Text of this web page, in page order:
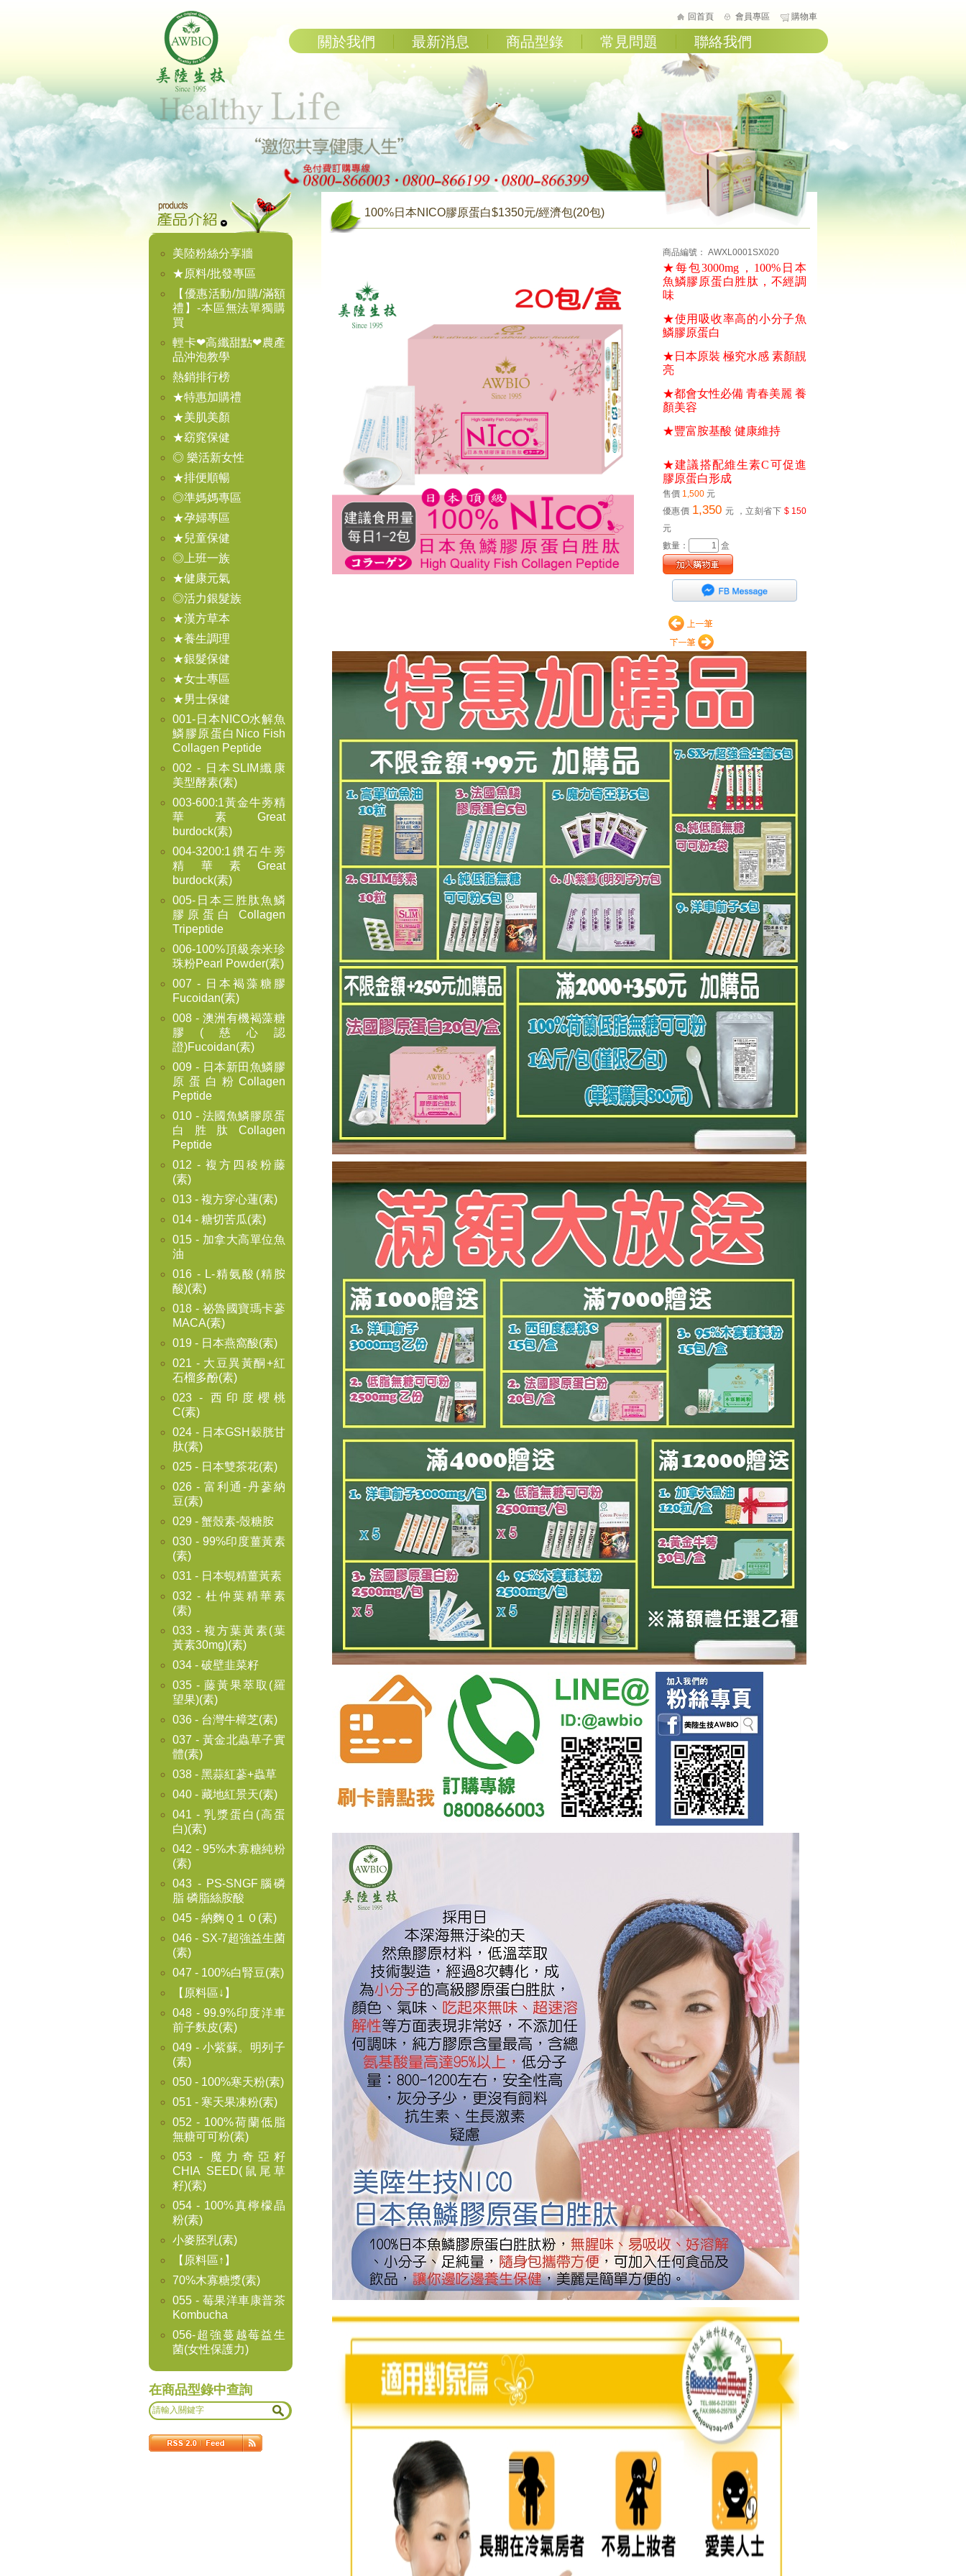
回首頁 會員專區 購物車
關於我們 最新消息 商品型錄 常見問題 聯絡我們
100%日本NICO膠原蛋白$1350元/經濟包(20包)
商品編號： AWXL0001SX020
★每包3000mg，100%日本
魚鱗膠原蛋白胜肽 ，不經調
味
★使用吸收率高的小分子魚
鱗膠原蛋白
★日本原裝 極究水感 素顏靚
亮
★都會女性必備 青春美麗 養
顏美容
★豐富胺基酸 健康維持
★建議搭配維生素C可促進
膠原蛋白形成
售價 1,500 元
優惠價 1,350 元 ，立刻省下 $ 150
元
數量：
盒
美陸粉絲分享牆
★原料/批發專區
【優惠活動/加購/滿額
禮】-本區無法單獨購
買
輕卡❤高纖甜點❤農產
品沖泡教學
熱銷排行榜
★特惠加購禮
★美肌美顏
★窈窕保健
◎ 樂活新女性
★排便順暢
◎準媽媽專區
★孕婦專區
★兒童保健
◎上班一族
★健康元氣
◎活力銀髮族
★漢方草本
★養生調理
★銀髮保健
★女士專區
★男士保健
001-日本NICO水解魚
鱗膠原蛋白Nico Fish
Collagen Peptide
002 - 日本SLIM纖康
美型酵素(素)
003-600:1黃金牛蒡精
華素Great
burdock(素)
004-3200:1鑽石牛蒡
精華素Great
burdock(素)
005-日本三胜肽魚鱗
膠原蛋白 Collagen
Tripeptide
006-100%頂級奈米珍
珠粉Pearl Powder(素)
007 - 日本褐藻糖膠
Fucoidan(素)
008 - 澳洲有機褐藻糖
膠(慈心認
證)Fucoidan(素)
009 - 日本新田魚鱗膠
原蛋白粉Collagen
Peptide
010 - 法國魚鱗膠原蛋
白胜肽Collagen
Peptide
012 - 複方四稜粉藤
(素)
013 - 複方穿心蓮(素)
014 - 糖切苦瓜(素)
015 - 加拿大高單位魚
油
016 - L-精氨酸(精胺
酸)(素)
018 - 祕魯國寶瑪卡蔘
MACA(素)
019 - 日本燕窩酸(素)
021 - 大豆異黃酮+紅
石榴多酚(素)
023 - 西印度櫻桃
C(素)
024 - 日本GSH穀胱甘
肽(素)
025 - 日本雙茶花(素)
026 - 富利通-丹蔘納
豆(素)
029 - 蟹殼素-殼糖胺
030 - 99%印度薑黃素
(素)
031 - 日本蜆精薑黃素
032 - 杜仲葉精華素
(素)
033 - 複方葉黃素(葉
黃素30mg)(素)
034 - 破壁韭菜籽
035 - 藤黃果萃取(羅
望果)(素)
036 - 台灣牛樟芝(素)
037 - 黃金北蟲草子實
體(素)
038 - 黑蒜紅蔘+蟲草
040 - 藏地紅景天(素)
041 - 乳漿蛋白(高蛋
白)(素)
042 - 95%木寡糖純粉
(素)
043 - PS-SNGF腦磷
脂 磷脂絲胺酸
045 - 納麴Ｑ１０(素)
046 - SX-7超強益生菌
(素)
047 - 100%白腎豆(素)
【原料區↓】
048 - 99.9%印度洋車
前子麩皮(素)
049 - 小紫蘇。明列子
(素)
050 - 100%寒天粉(素)
051 - 寒天果凍粉(素)
052 - 100%荷蘭低脂
無糖可可粉(素)
053 - 魔力奇亞籽
CHIA SEED(鼠尾草
籽)(素)
054 - 100%真檸檬晶
粉(素)
小麥胚乳(素)
【原料區↑】
70%木寡糖漿(素)
055 - 莓果洋車康普茶
Kombucha
056-超強蔓越莓益生
菌(女性保護力)
在商品型錄中查詢